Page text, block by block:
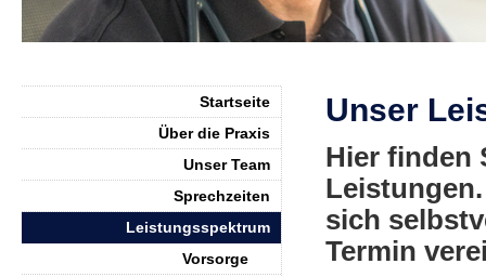
Unser
Hier finden
sich
Termin
Startseite
Über die Praxis
Unser Team
Sprechzeiten
Leistungsspektrum
Vorsorge